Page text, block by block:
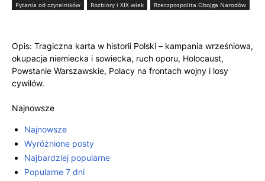
Pytania od czytelników
Rozbiory i XIX wiek Rzeczpospolita Obojga Narodów
Opis: Tragiczna karta w historii Polski – kampania wrześniowa,
okupacja niemiecka i sowiecka, ruch oporu, Holocaust,
Powstanie Warszawskie, Polacy na frontach wojny i losy
cywilów.
Najnowsze
Najnowsze
Wyróżnione posty
Najbardziej popularne
Popularne 7 dni